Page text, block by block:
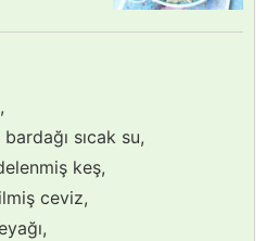
sıcak su,
keş,
ceviz,